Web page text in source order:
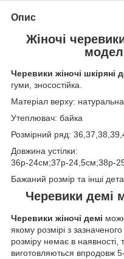
Опис
Жіночі
Черевики жіночі шкіряні
гуми, зносостійка.
Матеріал верху:
Утеплювач: байка
Розмірний ряд:
Довжина устілки:
36р-24см;37р-24,5см;38р-
Бажаний розмір та інші
Черевики демі
Черевики жіночі демі
якому розмірі з
розміру немає в наявності,
виготовляються впродовж